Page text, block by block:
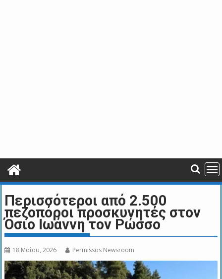
Περισσότεροι από 2.500
πεζοπόροι προσκυνητές στον
Όσιο Ιωάννη τον Ρώσσο
18 Μαΐου, 2026 Permissos Newsroom